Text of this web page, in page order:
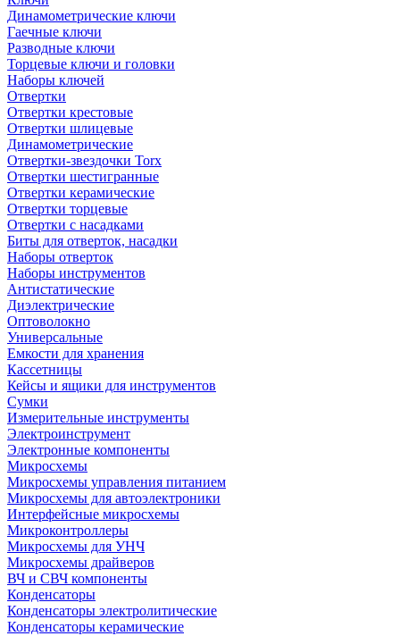
Динамометрические ключи
Гаечные ключи
Разводные ключи
Торцевые ключи и головки
Наборы ключей
Отвертки
Отвертки крестовые
Отвертки шлицевые
Динамометрические
Отвертки-звездочки Torx
Отвертки шестигранные
Отвертки керамические
Отвертки торцевые
Отвертки с насадками
Биты для отверток, насадки
Наборы отверток
Наборы инструментов
Антистатические
Диэлектрические
Оптоволокно
Универсальные
Емкости для хранения
Кассетницы
Кейсы и ящики для инструментов
Сумки
Измерительные инструменты
Электроинструмент
Электронные компоненты
Микросхемы
Микросхемы управления питанием
Микросхемы для автоэлектроники
Интерфейсные микросхемы
Микроконтроллеры
Микросхемы для УНЧ
Микросхемы драйверов
ВЧ и СВЧ компоненты
Конденсаторы
Конденсаторы электролитические
Конденсаторы керамические